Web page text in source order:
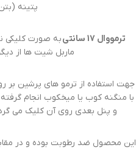
پتینه
ترمووال 17 سانتی
به صورت کلیکی
ماربل شیت ها از
جهت استفاده از ترمو های پرشین بر
با منگنه کوب یا میخکوب انجام
و پنل بعدی روی آن کلیک می
این محصول ضد رطوبت بوده و در